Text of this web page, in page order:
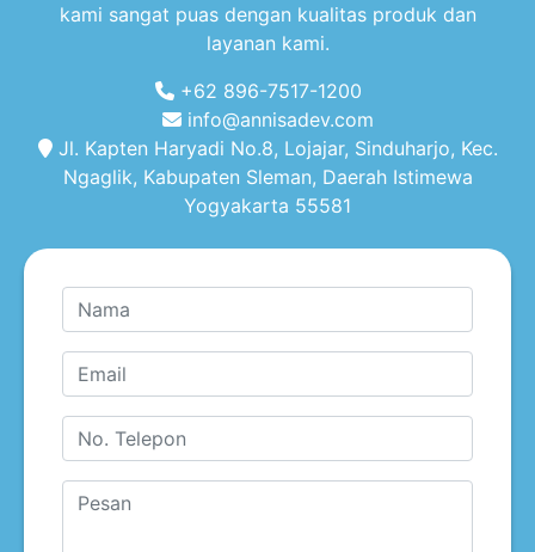
kami sangat puas dengan kualitas produk dan
layanan kami.
+62 896-7517-1200
info@annisadev.com
Jl. Kapten Haryadi No.8, Lojajar, Sinduharjo, Kec.
Ngaglik, Kabupaten Sleman, Daerah Istimewa
Yogyakarta 55581